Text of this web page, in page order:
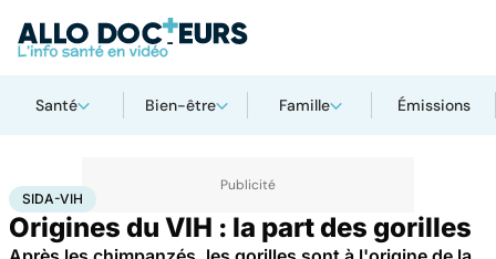
Santé Bien-être Famille Émissions
AccueilSanté
SIDA-VIH
Origines du VIH : la part des gorilles